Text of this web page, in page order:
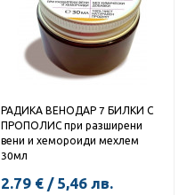
РАДИКА ВЕНОДАР 7 БИЛКИ С
ПРОПОЛИС при разширени
вени и хемороиди мехлем
30мл
2.79 € / 5,46 лв.